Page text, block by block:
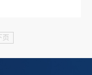
学生干部参与本次大
页